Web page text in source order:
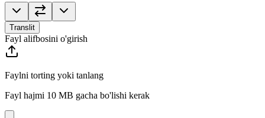
Translit
Fayl alifbosini o'girish
Faylni torting yoki tanlang
Fayl hajmi 10 MB gacha bo'lishi kerak